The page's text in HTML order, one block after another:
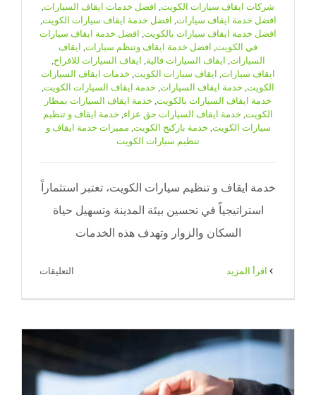
شركات ايقاف سيارات الكويت, افضل خدمات ايقاف السيارات,
افضل خدمة ايقاف سيارات, افضل خدمة ايقاف سيارات الكويت,
افضل خدمة ايقاف سيارات بالكويت, افضل خدمة ايقاف سيارات
في الكويت, افضل خدمة ايقاف وتنظم سيارات, ايقاف
السيارات, ايقاف السيارات فالية, ايقاف السيارات للافراح,
ايقاف سيارات, ايقاف سيارات الكويت, خدمات ايقاف السيارات
الكويت, خدمة ايقاف السيارات, خدمة ايقاف السيارات الكويت,
خدمة ايقاف السيارات بالكويت, خدمة ايقاف السيارات بمطار
الكويت, خدمة ايقاف السيارات حق عزاء, خدمة ايقاف و تنظيم
سيارات الكويت, خدمة باركنج الكويت, مميزات خدمة ايقاف و
تنظيم سيارات الكويت
خدمة ايقاف و تنظيم سيارات الكويت، تعتبر استثماراً
استراتيجياً في تحسين بيئة المدينة وتسهيل حياة
السكان والزوار وتهدف هذه الخدمات
التعليقات
تنظيم